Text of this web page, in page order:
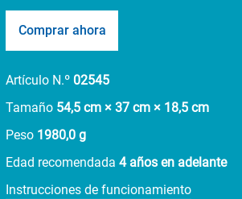
Comprar ahora
Artículo N.º 02545
Tamaño 54,5 cm × 37 cm × 18,5 cm
Peso 1980,0 g
Edad recomendada 4 años en adelante
Instrucciones de funcionamiento